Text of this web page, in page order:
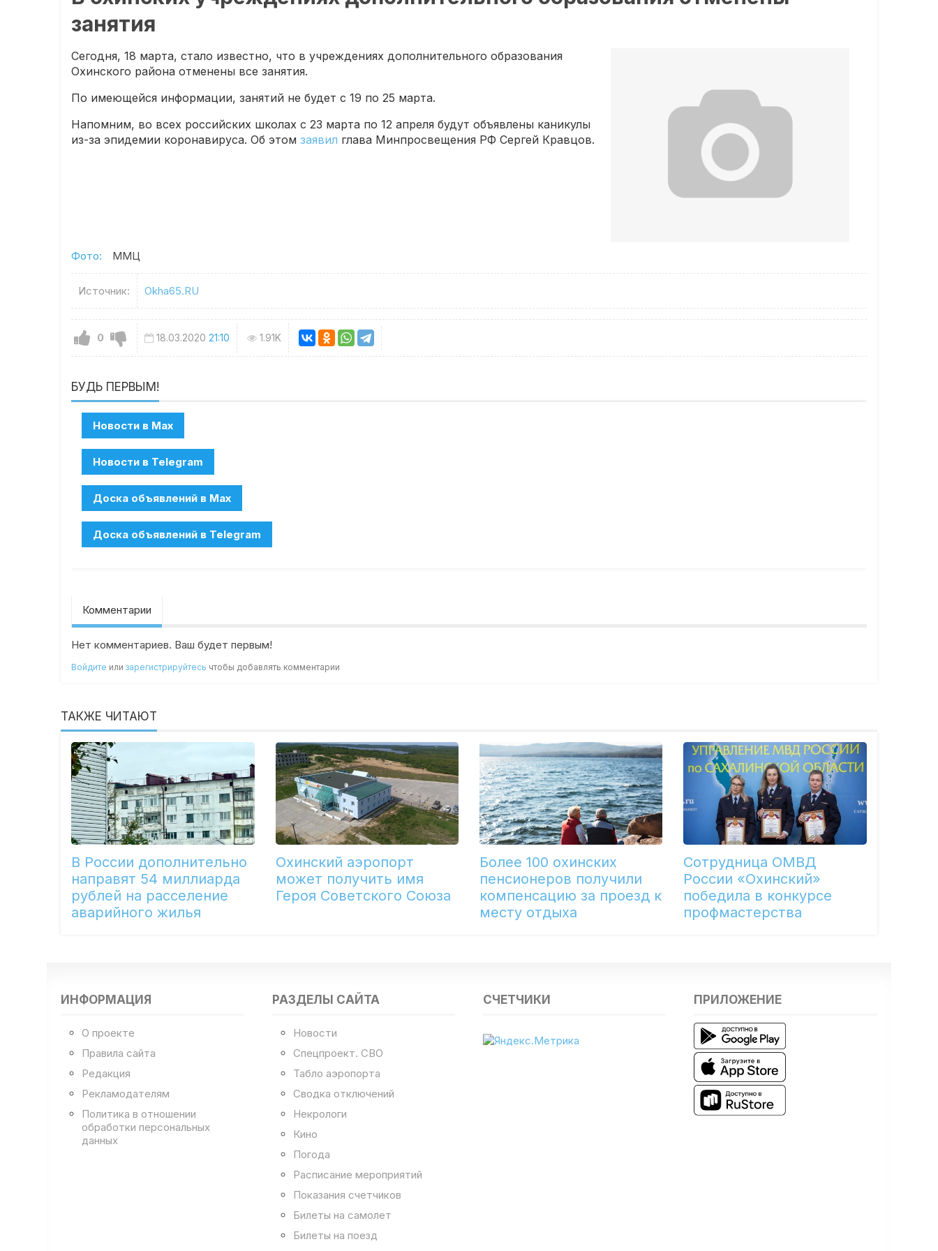
занятия
Сегодня, 18 марта, стало известно, что в учреждениях дополнительного образования
Охинского района отменены все занятия.
По имеющейся информации, занятий не будет с 19 по 25 марта.
Напомним, во всех российских школах с 23 марта по 12 апреля будут объявлены каникулы
из-за эпидемии коронавируса. Об этом заявил глава Минпросвещения РФ Сергей Кравцов.
Фото: ММЦ
Источник: Okha65.RU
0 18.03.2020 21:10 1.91K
БУДЬ ПЕРВЫМ!
Комментарии
Нет комментариев. Ваш будет первым!
Войдите илизарегистрируйтесь чтобы добавлять комментарии
ТАКЖЕ ЧИТАЮТ
В России дополнительно
направят 54 миллиарда
рублей на расселение
аварийного жилья
Охинский аэропорт
может получить имя
Героя Советского Союза
Более 100 охинских
пенсионеров получили
компенсацию за проезд к
месту отдыха
Сотрудница ОМВД
России «Охинский»
победила в конкурсе
профмастерства
ИНФОРМАЦИЯ
О проекте
Правила сайта
Редакция
Рекламодателям
Политика в отношении
обработки персональных
данных
РАЗДЕЛЫ САЙТА
Новости
Спецпроект. СВО
Табло аэропорта
Сводка отключений
Некрологи
Кино
Погода
Расписание мероприятий
Показания счетчиков
Билеты на самолет
Билеты на поезд
СЧЕТЧИКИ ПРИЛОЖЕНИЕ